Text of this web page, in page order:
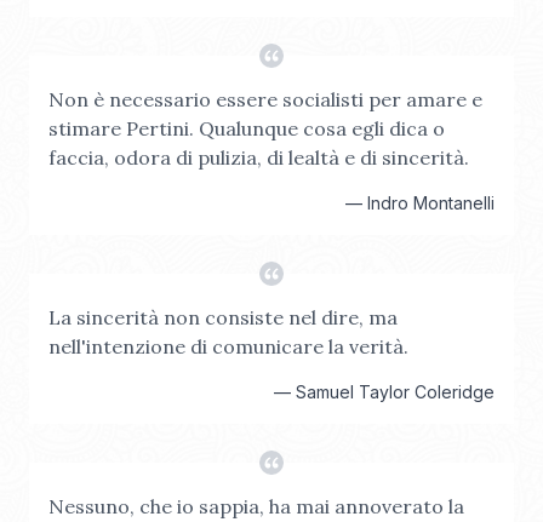
Non è necessario essere socialisti per amare e
stimare Pertini. Qualunque cosa egli dica o
faccia, odora di pulizia, di lealtà e di sincerità.
— Indro Montanelli
La sincerità non consiste nel dire, ma
nell'intenzione di comunicare la verità.
— Samuel Taylor Coleridge
Nessuno, che io sappia, ha mai annoverato la